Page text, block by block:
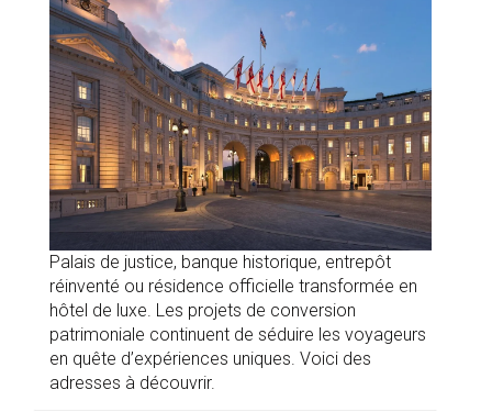
Palais de justice, banque historique, entrepôt
réinventé ou résidence officielle transformée en
hôtel de luxe. Les projets de conversion
patrimoniale continuent de séduire les voyageurs
en quête d’expériences uniques. Voici des
adresses à découvrir.